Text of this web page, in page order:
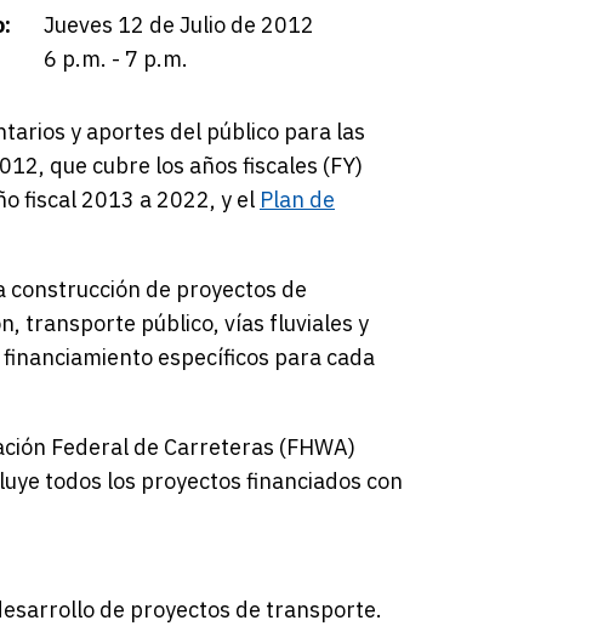
Jueves 12 de Julio de 2012
6 p.m. - 7 p.m.
y aportes del público para las
que cubre los años fiscales (FY)
fiscal 2013 a 2022, y el Plan de
construcción de proyectos de
transporte público, vías fluviales y
específicos para cada
Federal de Carreteras (FHWA)
todos los proyectos financiados con
de proyectos de transporte.